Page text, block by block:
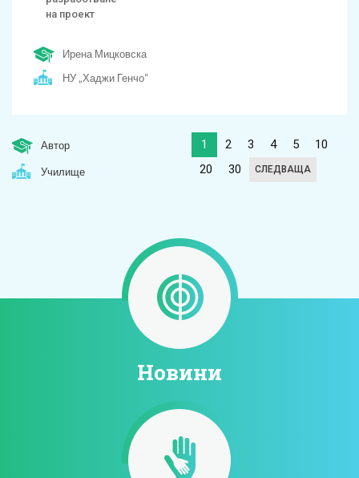
на проект
Ирена Мицковска
НУ „Хаджи Генчо“
Автор
Училище
1 2 3 4 5
10
20
30 СЛЕДВАЩА
Новини